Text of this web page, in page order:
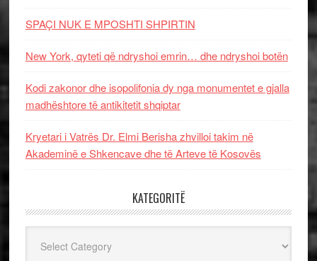
SPAÇI NUK E MPOSHTI SHPIRTIN
New York, qyteti që ndryshoi emrin… dhe ndryshoi botën
Kodi zakonor dhe isopolifonia dy nga monumentet e gjalla
madhështore të antikitetit shqiptar
Kryetari i Vatrës Dr. Elmi Berisha zhvilloi takim në
Akademinë e Shkencave dhe të Arteve të Kosovës
KATEGORITË